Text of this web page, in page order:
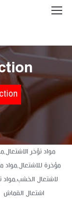
مواد تؤخر
مؤخرة للاشتعال,مواد
لاشتعال الخشب,مواد
اشتعال القماش